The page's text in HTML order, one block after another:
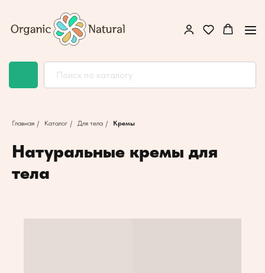
Главная / Каталог / Для тела / Кремы
Натуральные кремы для
тела